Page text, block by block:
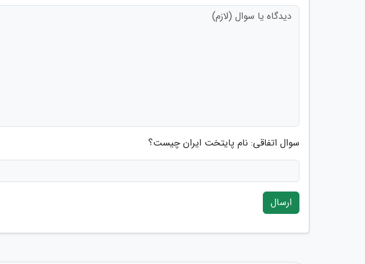
سوال اتفاقی: نام پایتخت ایران چیست؟
ارسال